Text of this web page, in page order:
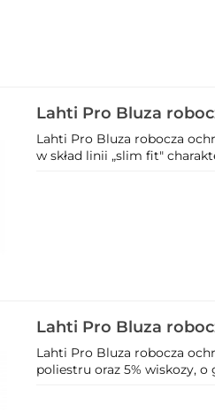
Lahti Pro Bluza
Lahti Pro Bluza robocza
w skład linii „slim fit"
Lahti Pro Bluza
Lahti Pro Bluza robocza
poliestru oraz 5% wiskozy,